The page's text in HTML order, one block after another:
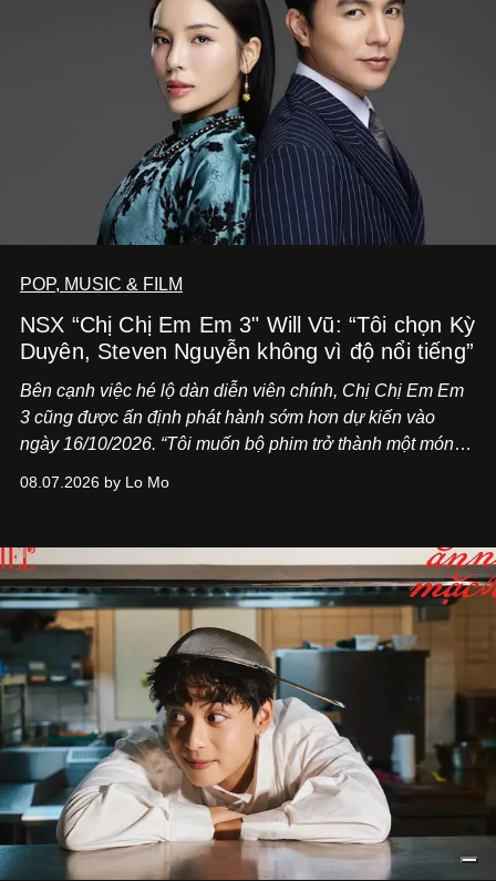
POP, MUSIC & FILM
NSX “Chị Chị Em Em 3" Will Vũ: “Tôi chọn Kỳ
Duyên, Steven Nguyễn không vì độ nổi tiếng”
Bên cạnh việc hé lộ dàn diễn viên chính, Chị Chị Em Em
3 cũng được ấn định phát hành sớm hơn dự kiến vào
ngày 16/10/2026. “Tôi muốn bộ phim trở thành một món
Việt Nam”, NSX Will Vũ cho biết.
08.07.2026 by Lo Mo